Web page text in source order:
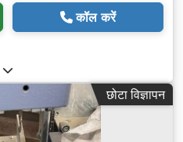
कॉल करें
छोटा विज्ञापन